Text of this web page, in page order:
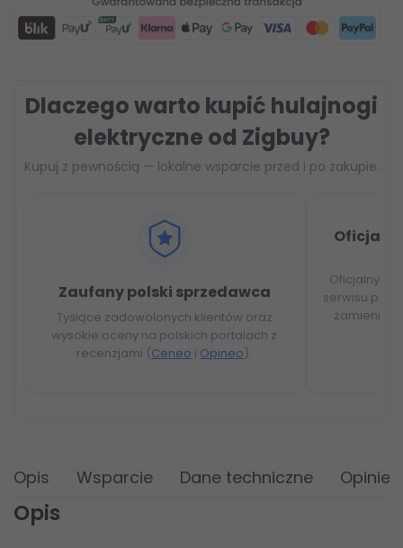
Dlaczego warto kupić hulajnogi
elektryczne od Zigbuy?
Kupuj z pewnością — lokalne wsparcie przed i po zakupie.
Zaufany polski sprzedawca
Tysiące zadowolonych klientów oraz
wysokie oceny na polskich portalach z
recenzjami (Ceneo i Opineo).
Oficjalny
serwisu pod
zamienne
Opis Wsparcie Dane techniczne Opinie
Opis